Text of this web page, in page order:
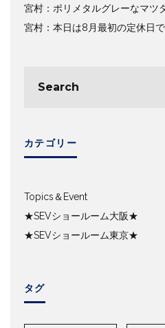
宮村：ポリメタルグレーなマツ
宮村：本日は8月最初の定休日で
カテゴリー
Topics＆Event
★SEVショールーム大阪★
★SEVショールーム東京★
タグ